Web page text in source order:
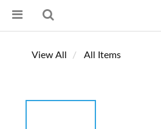
View All All Items